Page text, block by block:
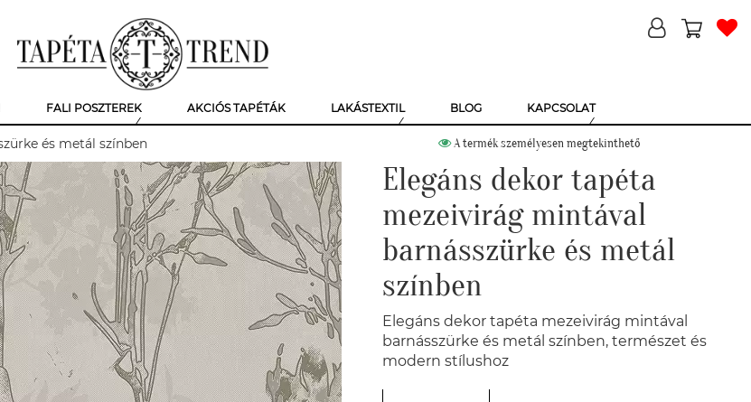
FALI POSZTEREK AKCIÓS TAPÉTÁK LAKÁSTEXTIL BLOG KAPCSOLAT
és metál színben A termék személyesen megtekinthető
Elegáns dekor tapéta
mezeivirág mintával
barnásszürke és metál
színben
Elegáns dekor tapéta mezeivirág mintával
barnásszürke és metál színben, természet és
modern stílushoz